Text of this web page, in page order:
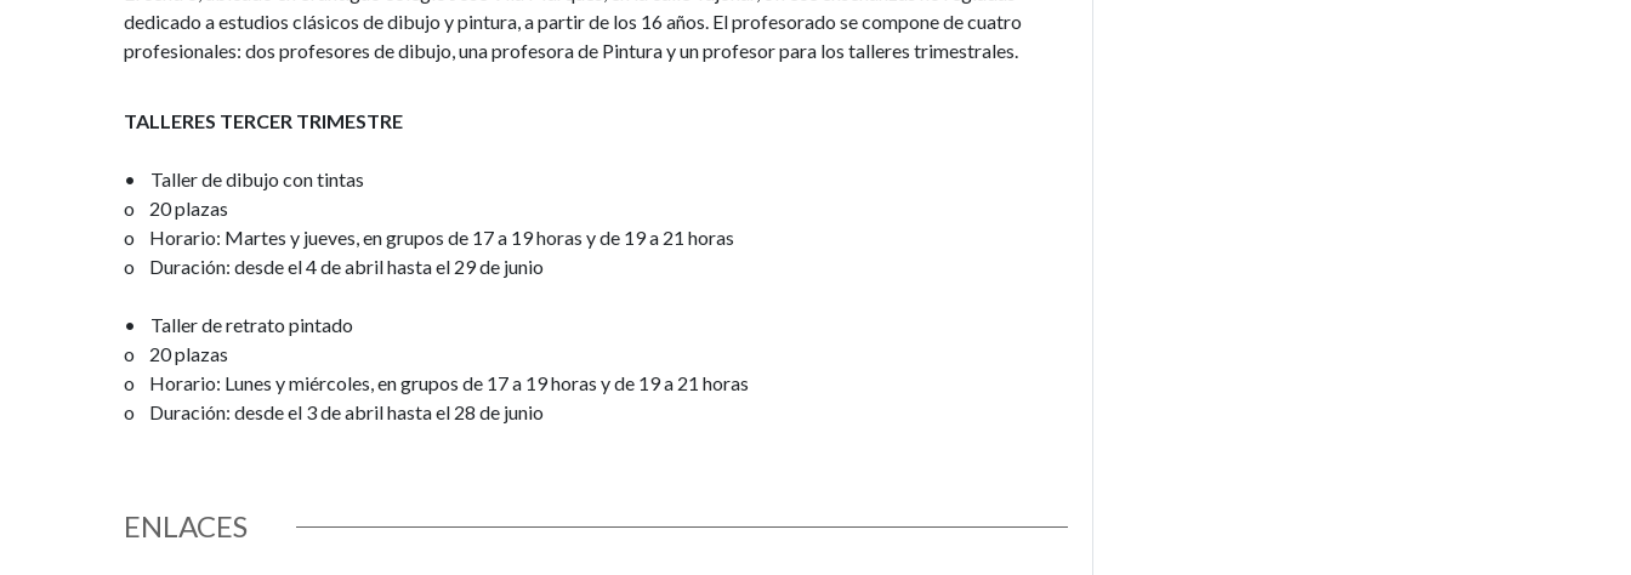
dedicado a estudios clásicos de dibujo y pintura, a partir de los 16 años. El profesorado se compone de cuatro
profesionales: dos profesores de dibujo, una profesora de Pintura y un profesor para los talleres trimestrales.
TALLERES TERCER TRIMESTRE
• Taller de dibujo con tintas
o 20 plazas
o Horario: Martes y jueves, en grupos de 17 a 19 horas y de 19 a 21 horas
o Duración: desde el 4 de abril hasta el 29 de junio
• Taller de retrato pintado
o 20 plazas
o Horario: Lunes y miércoles, en grupos de 17 a 19 horas y de 19 a 21 horas
o Duración: desde el 3 de abril hasta el 28 de junio
ENLACES